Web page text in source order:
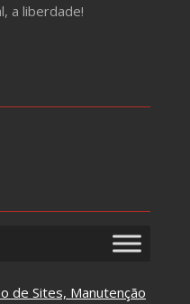
a liberdade!
de Sites, Manutenção